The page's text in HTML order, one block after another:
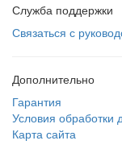
Служба поддержки
Связаться с
Дополнительно
Гарантия
Условия обработки
Карта сайта